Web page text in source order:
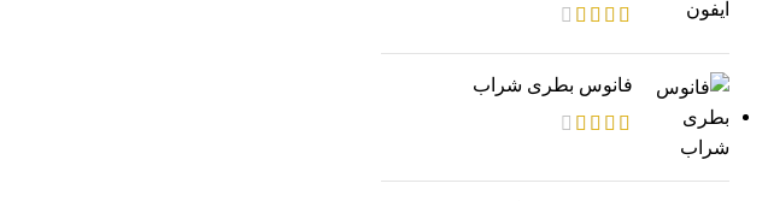
فانوس بطری شراب